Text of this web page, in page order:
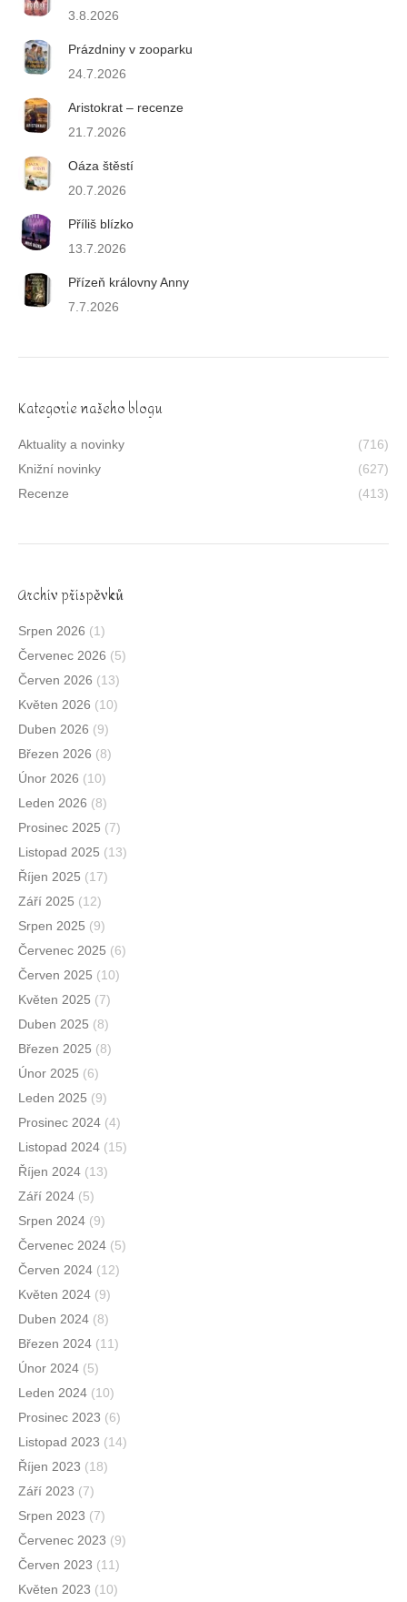
3.8.2026
Prázdniny v zooparku
24.7.2026
Aristokrat – recenze
21.7.2026
Oáza štěstí
20.7.2026
Příliš blízko
13.7.2026
Přízeň královny Anny
7.7.2026
Kategorie našeho blogu
Aktuality a novinky
(716)
Knižní novinky
(627)
Recenze
(413)
Archív příspěvků
Srpen 2026 (1)
Červenec 2026 (5)
Červen 2026 (13)
Květen 2026 (10)
Duben 2026 (9)
Březen 2026 (8)
Únor 2026 (10)
Leden 2026 (8)
Prosinec 2025 (7)
Listopad 2025 (13)
Říjen 2025 (17)
Září 2025 (12)
Srpen 2025 (9)
Červenec 2025 (6)
Červen 2025 (10)
Květen 2025 (7)
Duben 2025 (8)
Březen 2025 (8)
Únor 2025 (6)
Leden 2025 (9)
Prosinec 2024 (4)
Listopad 2024 (15)
Říjen 2024 (13)
Září 2024 (5)
Srpen 2024 (9)
Červenec 2024 (5)
Červen 2024 (12)
Květen 2024 (9)
Duben 2024 (8)
Březen 2024 (11)
Únor 2024 (5)
Leden 2024 (10)
Prosinec 2023 (6)
Listopad 2023 (14)
Říjen 2023 (18)
Září 2023 (7)
Srpen 2023 (7)
Červenec 2023 (9)
Červen 2023 (11)
Květen 2023 (10)